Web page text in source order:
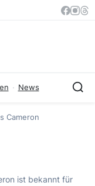
· News
Cameron
ist bekannt für